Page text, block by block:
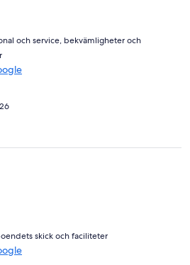
och service, bekvämligheter och
skick och faciliteter